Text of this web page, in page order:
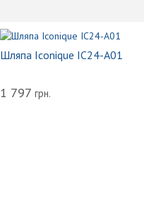
Шляпа Iconique IC24-A01
1 797 грн.